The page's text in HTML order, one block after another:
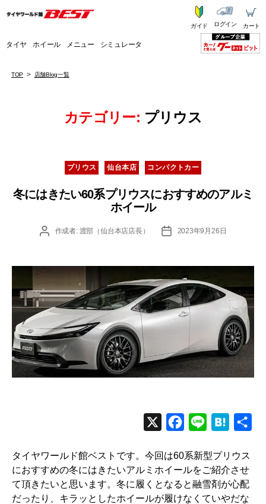
タイヤ ホイール メニュー シミュレータ
ガイド ログイン カート
TOP 店舗Blog一覧
カテゴリー: プリウス
カ
テ
ゴ
リ
ー
プリウス 仙台本店 コンパクトカー
冬にはきたい60系プリウスにおすすめのアルミ
ホイール
投
作成者: 渡部（仙台本店店長）
投
2023年9月26日
c
e
b
n
e
e
n
タイヤワールド館ベストです。今回は60系新型プリウス
におすすめの冬にはきたいアルミホイールをご紹介させ
て頂きたいと思います。冬に履くとなると融雪剤が心配
だったり、キラッとしたホイールが履けなくていやだな